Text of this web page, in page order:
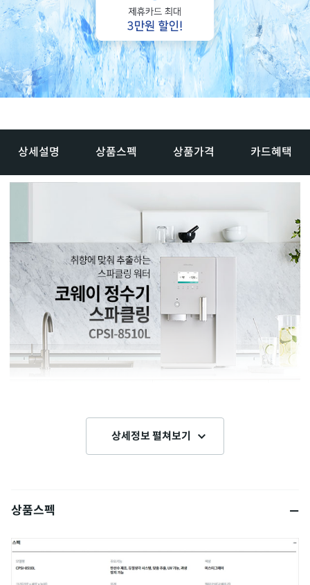
상세설명 상품스펙 상품가격 카드혜택
상세정보 펼쳐보기
상품스펙